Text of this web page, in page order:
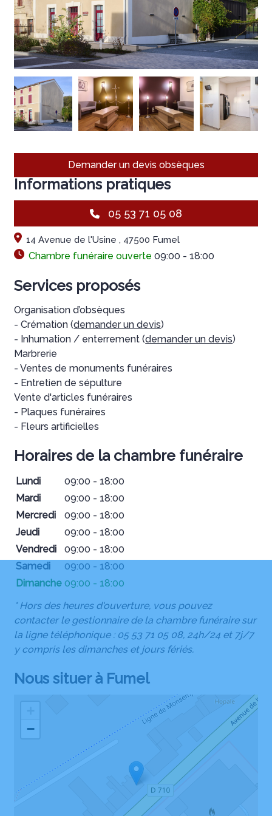
Demander un devis obsèques
Informations pratiques
05 53 71 05 08
14 Avenue de l'Usine , 47500 Fumel
Chambre funéraire ouverte 09:00 - 18:00
Services proposés
Organisation d’obsèques
- Crémation (demander un devis)
- Inhumation / enterrement (demander un devis)
Marbrerie
- Ventes de monuments funéraires
- Entretien de sépulture
Vente d'articles funéraires
- Plaques funéraires
- Fleurs artificielles
Horaires de la chambre funéraire
Lundi
09:00 - 18:00
Mardi
09:00 - 18:00
Mercredi
09:00 - 18:00
Jeudi
09:00 - 18:00
Vendredi
09:00 - 18:00
Samedi
09:00 - 18:00
Dimanche 09:00 - 18:00
* Hors des heures d'ouverture, vous pouvez
contacter le gestionnaire de la chambre funéraire sur
la ligne téléphonique : 05 53 71 05 08, 24h/24 et 7j/7
y compris les dimanches et jours fériés.
Nous situer à Fumel
−